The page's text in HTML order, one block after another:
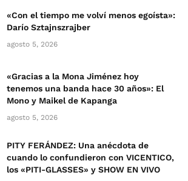
«Con el tiempo me volví menos egoísta»:
Darío Sztajnszrajber
agosto 5, 2026
«Gracias a la Mona Jiménez hoy
tenemos una banda hace 30 años»: El
Mono y Maikel de Kapanga
agosto 5, 2026
PITY FERÁNDEZ: Una anécdota de
cuando lo confundieron con VICENTICO,
los «PITI-GLASSES» y SHOW EN VIVO